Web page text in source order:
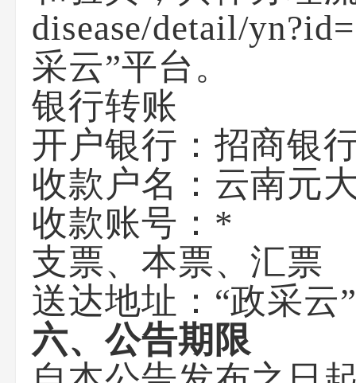
disease/detail/
采云”平台。
银行转账
开户银行：招商银
收款户名：云南元
收款账号：*
支票、本票、汇票
送达地址：“政采云
六、公告期限